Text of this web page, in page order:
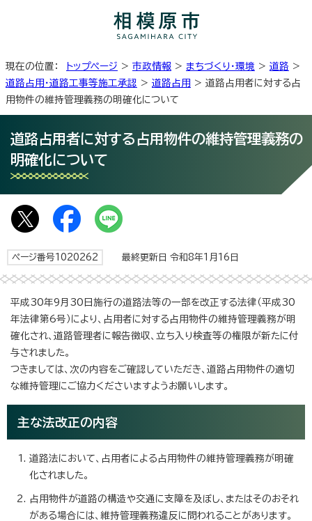
現在の位置： トップページ > 市政情報 > まちづくり・環境 > 道路 >
道路占用・道路工事等施工承認 > 道路占用 > 道路占用者に対する占
用物件の維持管理義務の明確化について
道路占用者に対する占用物件の維持管理義務の
明確化について
ページ番号1020262 最終更新日 令和8年1月16日
平成30年9月30日施行の道路法等の一部を改正する法律（平成30
年法律第6号）により、占用者に対する占用物件の維持管理義務が明
確化され、道路管理者に報告徴収、立ち入り検査等の権限が新たに付
与されました。
つきましては、次の内容をご確認していただき、道路占用物件の適切
な維持管理にご協力くださいますようお願いします。
主な法改正の内容
道路法において、占用者による占用物件の維持管理義務が明確
化されました。
占用物件が道路の構造や交通に支障を及ぼし、またはそのおそれ
がある場合には、維持管理義務違反に問われることがあります。